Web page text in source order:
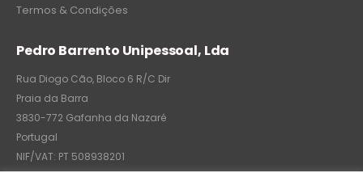
Termos & Condições
Pedro Barrento Unipessoal, Lda
Rua Diogo Cão, Bloco 6 R/C Dir
Praia da Barra
3830-772 Gafanha da Nazaré
Portugal
NIF/VAT: PT 508938201
C.R.C.: 7004-8522-6075